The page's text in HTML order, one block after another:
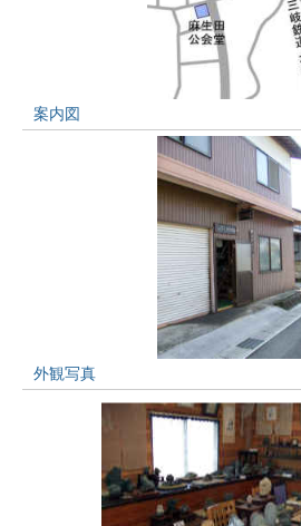
案内図
外観写真